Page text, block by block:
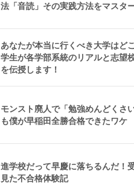
法「音読」その実践方法をマスタ
あなたが本当に行くべき大学はど
学生が各学部系統のリアルと志望
を伝授します！
モンスト廃人で「勉強めんどくさ
も僕が早稲田全勝合格できたワケ
進学校だって早慶に落ちるんだ！
見た不合格体験記